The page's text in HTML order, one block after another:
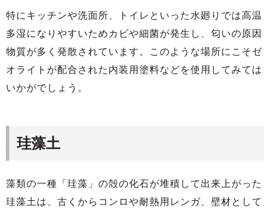
特にキッチンや洗面所、トイレといった水廻りでは高温
多湿になりやすいためカビや細菌が発生し、匂いの原因
物質が多く発散されています。このような場所にこそゼ
オライトが配合された内装用塗料などを使用してみては
いかがでしょう。
珪藻土
藻類の一種「珪藻」の殻の化石が堆積して出来上がった
珪藻土は、古くからコンロや耐熱用レンガ、壁材として